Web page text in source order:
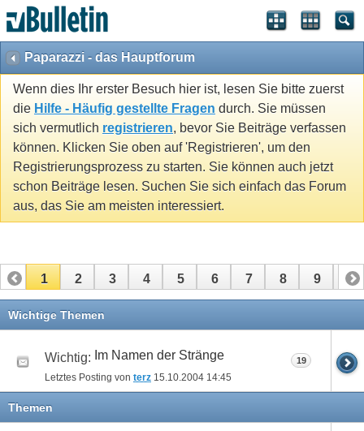
Paparazzi - das Hauptforum
Wenn dies Ihr erster Besuch hier ist, lesen Sie bitte zuerst
die Hilfe - Häufig gestellte Fragen durch. Sie müssen
sich vermutlich registrieren, bevor Sie Beiträge verfassen
können. Klicken Sie oben auf 'Registrieren', um den
Registrierungsprozess zu starten. Sie können auch jetzt
schon Beiträge lesen. Suchen Sie sich einfach das Forum
aus, das Sie am meisten interessiert.
1 2 3 4 5 6 7 8 9 10
11 12
Wichtige Themen
Wichtig: Im Namen der Stränge
Letztes Posting von terz 15.10.2004 14:45
19
Themen